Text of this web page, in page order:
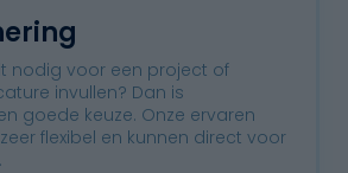
nodig voor een project of
invullen? Dan is
goede keuze. Onze ervaren
flexibel en kunnen direct voor